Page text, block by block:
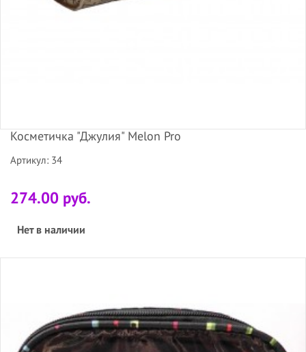
Косметичка "Джулия" Melon Pro
Артикул: 34
274.00 руб.
Нет в наличии